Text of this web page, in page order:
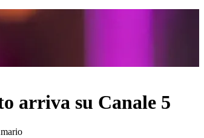
arriva su Canale 5